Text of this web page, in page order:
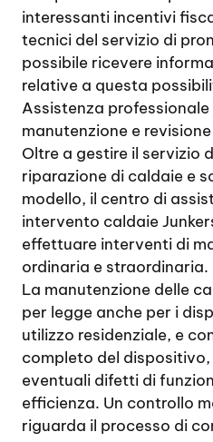
interessanti incentivi
tecnici del servizio di
possibile ricevere
relative a questa
Assistenza
manutenzione e revisione
Oltre a gestire il servizio
riparazione di caldaie e
modello, il centro di
intervento caldaie
effettuare interventi di
ordinaria e straordinaria.
La manutenzione delle
per legge anche per i
utilizzo residenziale, e
completo del
eventuali difetti di
efficienza. Un controllo
riguarda il processo di